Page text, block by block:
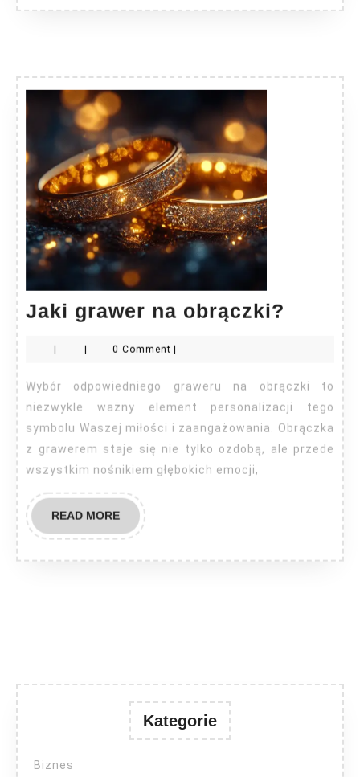
Jaki grawer na obrączki?
grawer
0 Comment
Wybór odpowiedniego graweru na obrączki to
niezwykle ważny element personalizacji tego
symbolu Waszej miłości i zaangażowania. Obrączka
z grawerem staje się nie tylko ozdobą, ale przede
wszystkim nośnikiem głębokich emocji,
READ MOREREAD
MORE
Kategorie
Biznes